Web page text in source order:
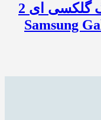
گوشی موبایل سامسونگ گلکسی ای 2